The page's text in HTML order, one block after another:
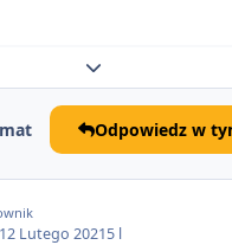
Rozwiń
Odpowiedz w
12 Lutego 20215 l